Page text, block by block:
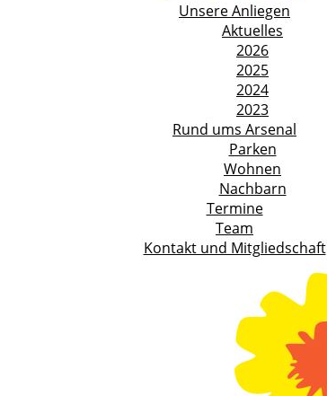
Unsere Anliegen
Aktuelles
2026
2025
2024
2023
Rund ums Arsenal
Parken
Wohnen
Nachbarn
Termine
Team
Kontakt und Mitgliedschaft